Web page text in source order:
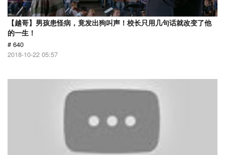
【越哥】男孩患怪病，竟发出狗叫声！校长只用几句话就改变了他
的一生！
# 640
2018-10-22 05:57